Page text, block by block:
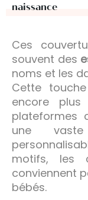
naissance
Ces
souvent des
noms et les
Cette
encore plus
plateformes
une
motifs, les
conviennent
bébés.